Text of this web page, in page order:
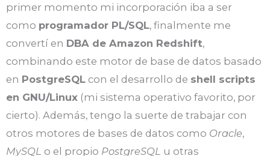
primer momento mi incorporación iba a ser
como programador PL/SQL, finalmente me
convertí en DBA de Amazon Redshift,
combinando este motor de base de datos basado
en PostgreSQL con el desarrollo de shell scripts
en GNU/Linux (mi sistema operativo favorito, por
cierto). Además, tengo la suerte de trabajar con
otros motores de bases de datos como Oracle,
MySQL o el propio PostgreSQL u otras